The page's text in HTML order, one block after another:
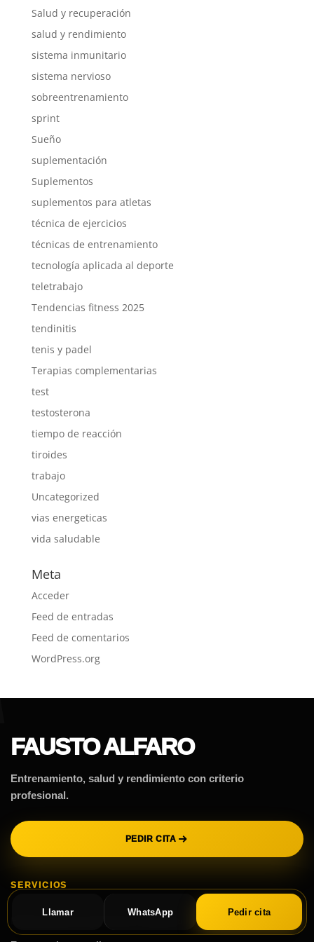
Salud y recuperación
salud y rendimiento
sistema inmunitario
sistema nervioso
sobreentrenamiento
sprint
Sueño
suplementación
Suplementos
suplementos para atletas
técnica de ejercicios
técnicas de entrenamiento
tecnología aplicada al deporte
teletrabajo
Tendencias fitness 2025
tendinitis
tenis y padel
Terapias complementarias
test
testosterona
tiempo de reacción
tiroides
trabajo
Uncategorized
vias energeticas
vida saludable
Meta
Acceder
Feed de entradas
Feed de comentarios
WordPress.org
FAUSTO ALFARO
Entrenamiento, salud y rendimiento con criterio
profesional.
PEDIR CITA
SERVICIOS
Entrenamiento personal en Valencia
Llamar WhatsApp Pedir cita